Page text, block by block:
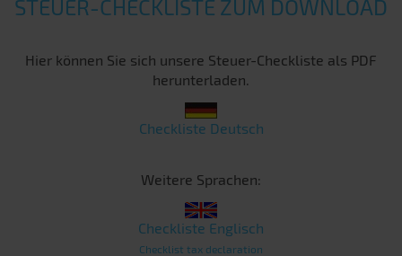
STEUER-CHECKLISTE ZUM DOWNLOAD
Hier können Sie sich unsere Steuer-Checkliste als PDF
herunterladen.
Checkliste Deutsch
Weitere Sprachen:
Checkliste Englisch
Checklist tax declaration